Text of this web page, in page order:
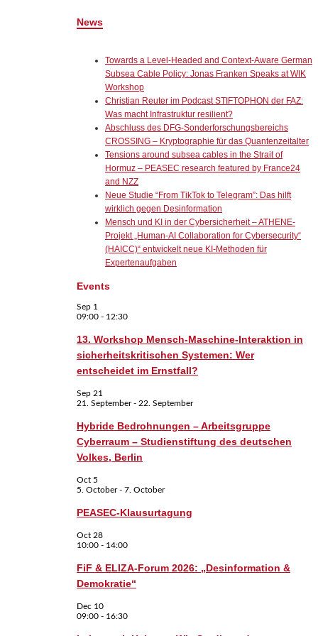
News
Towards a Level-Headed and Context-Aware German
Subsea Cable Policy: Jonas Franken Speaks at WIK
Workshop
Christian Reuter im Podcast STIFTOPHON der FAZ:
Was macht Infrastruktur resilient?
Abschluss des DFG-Sonderforschungsbereichs
CROSSING – Kryptographie für das Quantenzeitalter
Tensions around subsea cables in the Strait of
Hormuz – PEASEC research featured by France24
and NZZ
Neue Studie “From TikTok to Telegram”: Das hilft
wirklich gegen Desinformation
Mensch und KI in der Cybersicherheit – ATHENE-
Projekt „Human-AI Collaboration for Cybersecurity“
(HAICC)“ entwickelt neue KI-Methoden für
Expertenaufgaben
Events
Sep 1
09:00 - 12:30
13. Workshop Mensch-Maschine-Interaktion in
sicherheitskritischen Systemen: Wer
entscheidet im Ernstfall?
Sep 21
21. September- 22. September
Hybride Bedrohnungen – Arbeitsgruppe
Cyberraum – Studienstiftung des deutschen
Volkes, Berlin
Oct 5
5. October- 7. October
PEASEC-Klausurtagung
Oct 28
10:00 - 14:00
FiF & ELIZA-Forum 2026: „Desinformation &
Demokratie“
Dec 10
09:00 - 16:30